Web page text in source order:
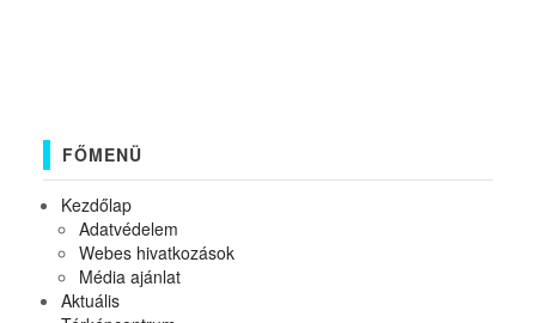
FŐMENÜ
Kezdőlap
Adatvédelem
Webes hivatkozások
Média ajánlat
Aktuális